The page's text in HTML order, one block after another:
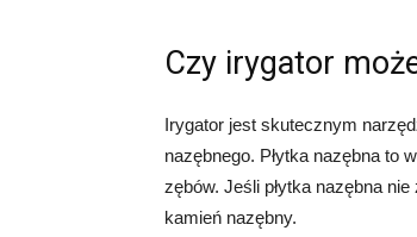
Czy irygator
Irygator jest skutecznym
nazębnego. Płytka nazębna to
zębów. Jeśli płytka nazębna
kamień nazębny.